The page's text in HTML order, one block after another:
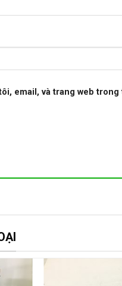
email, và trang web